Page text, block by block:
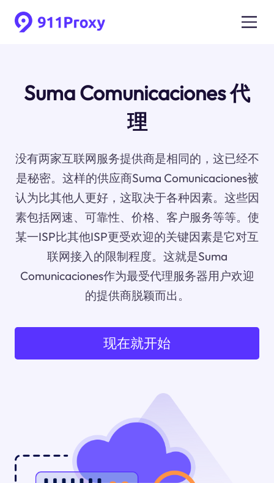
Suma Comunicaciones 代
理
没有两家互联网服务提供商是相同的，这已经不
是秘密。这样的供应商Suma Comunicaciones被
认为比其他人更好，这取决于各种因素。这些因
素包括网速、可靠性、价格、客户服务等等。使
某一ISP比其他ISP更受欢迎的关键因素是它对互
联网接入的限制程度。这就是Suma
Comunicaciones作为最受代理服务器用户欢迎
的提供商脱颖而出。
现在就开始